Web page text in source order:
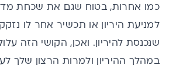
כמו אחרות, בטוח שגם את שכחת מדי
למניעת היריון או תכשיר אחר לו
שנכנסת להיריון. ואכן, הקושי הזה
במהלך ההיריון ולמרות הרצון שלך